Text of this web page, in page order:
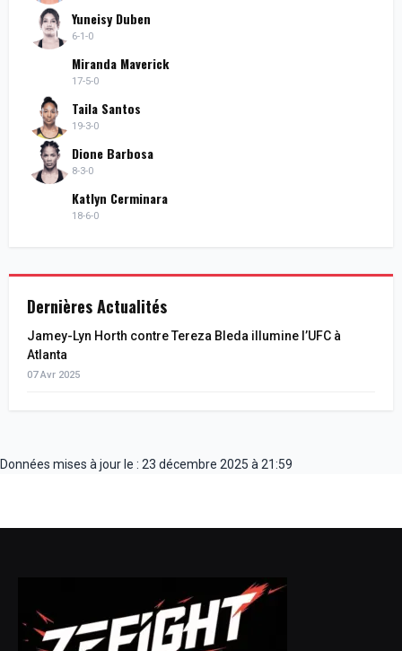
Yuneisy Duben
6-1-0
Miranda Maverick
17-5-0
Taila Santos
19-3-0
Dione Barbosa
8-3-0
Katlyn Cerminara
18-6-0
Dernières Actualités
Jamey-Lyn Horth contre Tereza Bleda illumine l’UFC à
Atlanta
07 Avr 2025
Données mises à jour le : 23 décembre 2025 à 21:59